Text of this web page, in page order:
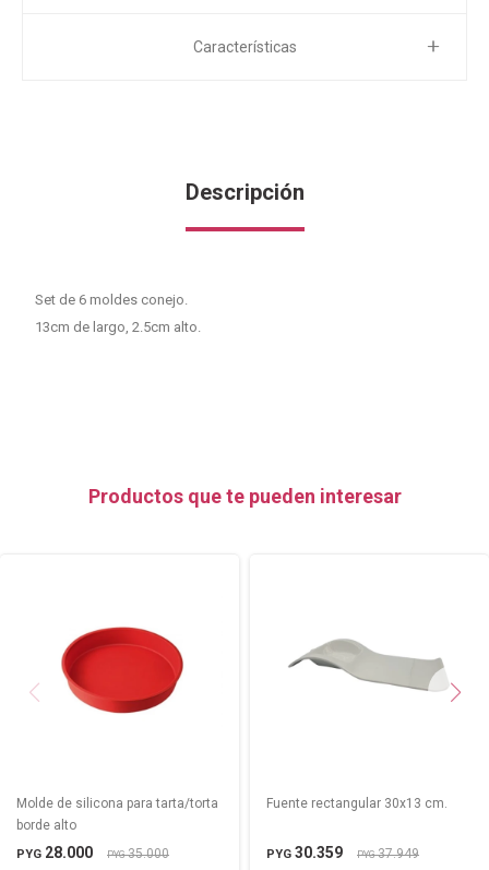
Características
Descripción
Set de 6 moldes conejo.
13cm de largo, 2.5cm alto.
Productos que te pueden interesar
Molde de silicona para tarta/torta
borde alto
PYG 28.000 PYG35.000
Fuente rectangular 30x13 cm.
PYG 30.359 PYG37.949